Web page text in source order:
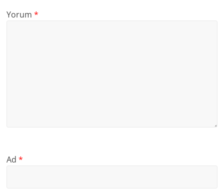
Yorum*
Ad*